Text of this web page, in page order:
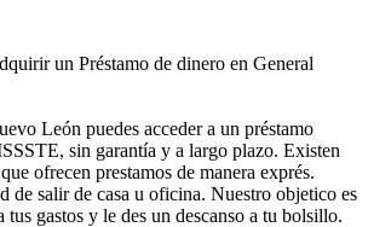
un Préstamo de dinero en General
León puedes acceder a un préstamo
sin garantía y a largo plazo. Existen
ofrecen prestamos de manera exprés.
de salir de casa u oficina. Nuestro objetico es
gastos y le des un descanso a tu bolsillo.